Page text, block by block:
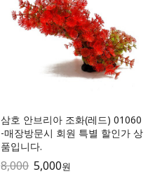
삼호 안브리아 조화(레드) 01060
-매장방문시 회원 특별 할인가 상
품입니다.
8,000 5,000원